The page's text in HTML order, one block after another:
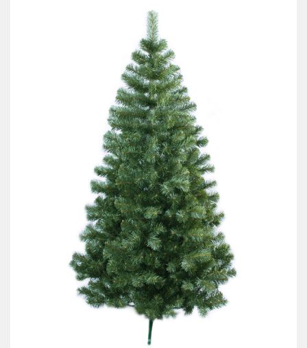
АКЦИИ И ПОДАРКИ
КОНТАКТЫ
СЕРТИФИКАТЫ